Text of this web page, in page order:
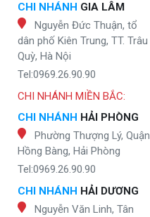
CHI NHÁNH GIA LÂM
Nguyễn Đức Thuận, tổ
dân phố Kiên Trung, TT. Trâu
Quỳ, Hà Nội
Tel:0969.26.90.90
CHI NHÁNH MIỀN BẮC:
CHI NHÁNH HẢI PHÒNG
Phường Thượng Lý, Quận
Hồng Bàng, Hải Phòng
Tel:0969.26.90.90
CHI NHÁNH HẢI DƯƠNG
Nguyễn Văn Linh, Tân